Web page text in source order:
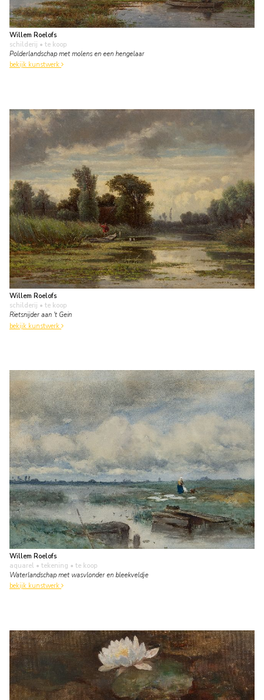
Willem Roelofs
schilderij • te koop
Polderlandschap met molens en een hengelaar
bekijk kunstwerk
Willem Roelofs
schilderij • te koop
Rietsnijder aan 't Gein
bekijk kunstwerk
Willem Roelofs
aquarel • tekening • te koop
Waterlandschap met wasvlonder en bleekveldje
bekijk kunstwerk